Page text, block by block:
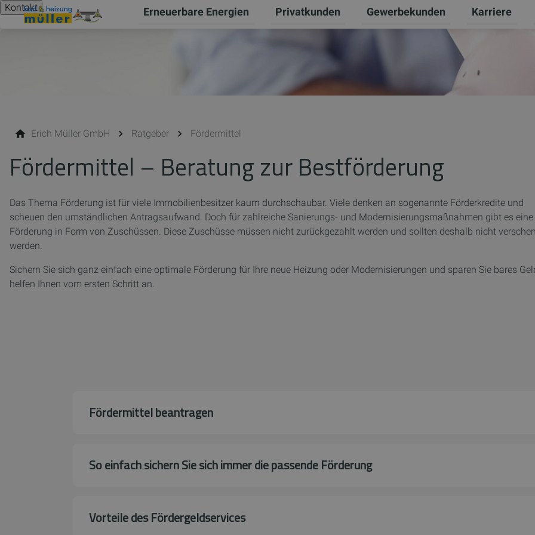
Kontakt Erneuerbare Energien
Untermenü für Erneuerbare Energien umschalten
Privatkunden
Untermenü für Privatkunden
Gewerbekunden
Untermenü
Karriere
Erich Müller GmbH Ratgeber Fördermittel
Fördermittel – Beratung zur Bestförderung
Das Thema Förderung ist für viele Immobilienbesitzer kaum durchschaubar. Viele denken an sogenannte Förderkredite und
scheuen den umständlichen Antragsaufwand. Doch für zahlreiche Sanierungs- und Modernisierungsmaßnahmen gibt es eine
Förderung in Form von Zuschüssen. Diese Zuschüsse müssen nicht zurückgezahlt werden und sollten deshalb nicht
werden.
Sichern Sie sich ganz einfach eine optimale Förderung für Ihre neue Heizung oder Modernisierungen und sparen Sie bares
helfen Ihnen vom ersten Schritt an.
Fördermittel beantragen
So einfach sichern Sie sich immer die passende Förderung
Vorteile des Fördergeldservices